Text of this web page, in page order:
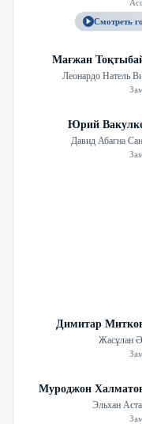
Смотреть
Мағжан
Леонардо Натель
Юрий
Давид Абагна
Димитар
Жасұлан
Муроджон
Эльхан